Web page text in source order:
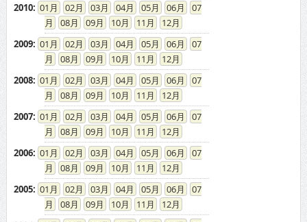
2010: 01 02 03 04 05 06
07
08
09 10 11
12
2009: 01 02 03 04 05 06
07
08
09 10 11
12
2008: 01 02 03 04 05 06
07
08
09 10 11
12
2007: 01 02 03 04 05 06
07
08
09 10 11
12
2006: 01 02 03 04 05 06
07
08
09 10 11
12
2005: 01 02 03 04 05 06
07
08
09 10 11
12